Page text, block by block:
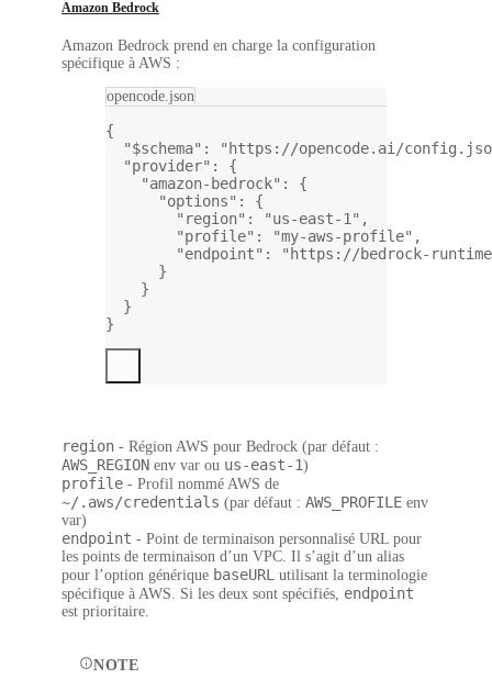
Amazon Bedrock
Amazon Bedrock prend en charge la configuration
spécifique à AWS :
opencode.json
{
"$schema" :
"https://opencode.ai/
"provider" : {
"amazon-bedrock" : {
"options" : {
"region" : "us-east-1" ,
"profile" : "my-aws-profile" ,
"endpoint" :
"https://bedrock-
}
}
}
}
region - Région AWS pour Bedrock (par défaut :
AWS_REGION env var ou us-east-1)
profile - Profil nommé AWS de
~/.aws/credentials (par défaut : AWS_PROFILE env
var)
endpoint - Point de terminaison personnalisé URL pour
les points de terminaison d’un VPC. Il s’agit d’un alias
pour l’option générique baseURL utilisant la terminologie
spécifique à AWS. Si les deux sont spécifiés, endpoint
est prioritaire.
NOTE